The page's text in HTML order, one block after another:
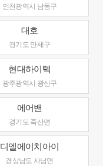
인천광역시 남동구
대호
경기도 만세구
현대하이텍
광주광역시 광산구
에어밴
경기도 죽산면
디엘에이치아이
경상남도 사남면